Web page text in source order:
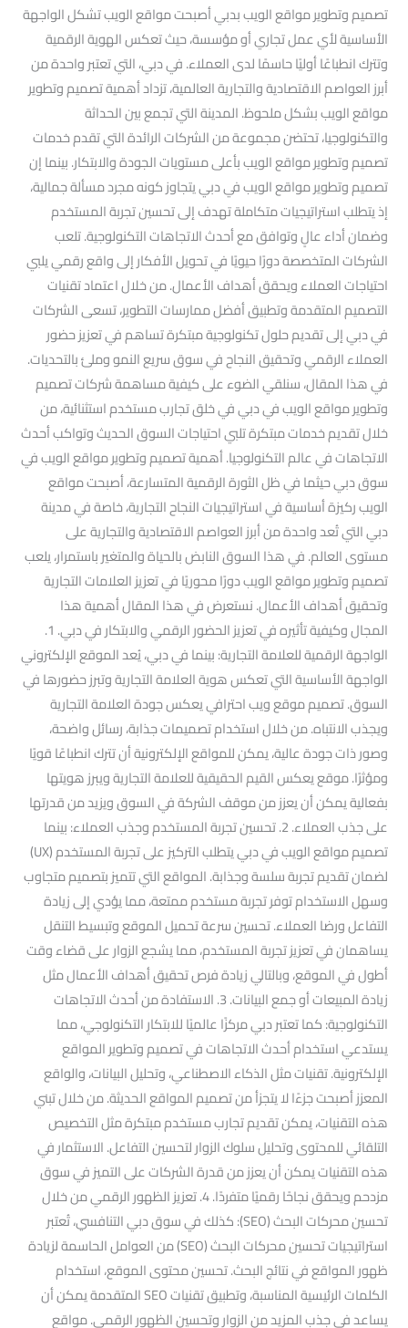
تصميم وتطوير مواقع الويب بدبي أصبحت مواقع الويب تشكل الواجهة
الأساسية لأي عمل تجاري أو مؤسسة، حيث تعكس الهوية الرقمية
وتترك انطباعًا أوليًا حاسمًا لدى العملاء. في دبي، التي تعتبر واحدة من
أبرز العواصم الاقتصادية والتجارية العالمية، تزداد أهمية تصميم وتطوير
مواقع الويب بشكل ملحوظ. المدينة التي تجمع بين الحداثة
والتكنولوجيا، تحتضن مجموعة من الشركات الرائدة التي تقدم خدمات
تصميم وتطوير مواقع الويب بأعلى مستويات الجودة والابتكار. بينما إن
تصميم وتطوير مواقع الويب في دبي يتجاوز كونه مجرد مسألة جمالية،
إذ يتطلب استراتيجيات متكاملة تهدف إلى تحسين تجربة المستخدم
وضمان أداء عالٍ وتوافق مع أحدث الاتجاهات التكنولوجية. تلعب
الشركات المتخصصة دورًا حيويًا في تحويل الأفكار إلى واقع رقمي يلبي
احتياجات العملاء ويحقق أهداف الأعمال. من خلال اعتماد تقنيات
التصميم المتقدمة وتطبيق أفضل ممارسات التطوير، تسعى الشركات
في دبي إلى تقديم حلول تكنولوجية مبتكرة تساهم في تعزيز حضور
العملاء الرقمي وتحقيق النجاح في سوق سريع النمو وملئ بالتحديات.
في هذا المقال، سنلقي الضوء على كيفية مساهمة شركات تصميم
وتطوير مواقع الويب في دبي في خلق تجارب مستخدم استثنائية، من
خلال تقديم خدمات مبتكرة تلبي احتياجات السوق الحديث وتواكب أحدث
الاتجاهات في عالم التكنولوجيا. أهمية تصميم وتطوير مواقع الويب في
سوق دبي حيثما في ظل الثورة الرقمية المتسارعة، أصبحت مواقع
الويب ركيزة أساسية في استراتيجيات النجاح التجارية، خاصة في مدينة
دبي التي تُعد واحدة من أبرز العواصم الاقتصادية والتجارية على
مستوى العالم. في هذا السوق النابض بالحياة والمتغير باستمرار، يلعب
تصميم وتطوير مواقع الويب دورًا محوريًا في تعزيز العلامات التجارية
وتحقيق أهداف الأعمال. نستعرض في هذا المقال أهمية هذا
المجال وكيفية تأثيره في تعزيز الحضور الرقمي والابتكار في دبي. 1.
الواجهة الرقمية للعلامة التجارية: بينما في دبي، يُعد الموقع الإلكتروني
الواجهة الأساسية التي تعكس هوية العلامة التجارية وتبرز حضورها في
السوق. تصميم موقع ويب احترافي يعكس جودة العلامة التجارية
ويجذب الانتباه. من خلال استخدام تصميمات جذابة، رسائل واضحة،
وصور ذات جودة عالية، يمكن للمواقع الإلكترونية أن تترك انطباعًا قويًا
ومؤثرًا. موقع يعكس القيم الحقيقية للعلامة التجارية ويبرز هويتها
بفعالية يمكن أن يعزز من موقف الشركة في السوق ويزيد من قدرتها
على جذب العملاء. 2. تحسين تجربة المستخدم وجذب العملاء: بينما
تصميم مواقع الويب في دبي يتطلب التركيز على تجربة المستخدم (UX)
لضمان تقديم تجربة سلسة وجذابة. المواقع التي تتميز بتصميم متجاوب
وسهل الاستخدام توفر تجربة مستخدم ممتعة، مما يؤدي إلى زيادة
التفاعل ورضا العملاء. تحسين سرعة تحميل الموقع وتبسيط التنقل
يساهمان في تعزيز تجربة المستخدم، مما يشجع الزوار على قضاء وقت
أطول في الموقع، وبالتالي زيادة فرص تحقيق أهداف الأعمال مثل
زيادة المبيعات أو جمع البيانات. 3. الاستفادة من أحدث الاتجاهات
التكنولوجية: كما تعتبر دبي مركزًا عالميًا للابتكار التكنولوجي، مما
يستدعي استخدام أحدث الاتجاهات في تصميم وتطوير المواقع
الإلكترونية. تقنيات مثل الذكاء الاصطناعي، وتحليل البيانات، والواقع
المعزز أصبحت جزءًا لا يتجزأ من تصميم المواقع الحديثة. من خلال تبني
هذه التقنيات، يمكن تقديم تجارب مستخدم مبتكرة مثل التخصيص
التلقائي للمحتوى وتحليل سلوك الزوار لتحسين التفاعل. الاستثمار في
هذه التقنيات يمكن أن يعزز من قدرة الشركات على التميز في سوق
مزدحم ويحقق نجاحًا رقميًا متفردًا. 4. تعزيز الظهور الرقمي من خلال
تحسين محركات البحث (SEO): كذلك في سوق دبي التنافسي، تُعتبر
استراتيجيات تحسين محركات البحث (SEO) من العوامل الحاسمة لزيادة
ظهور المواقع في نتائج البحث. تحسين محتوى الموقع، استخدام
الكلمات الرئيسية المناسبة، وتطبيق تقنيات SEO المتقدمة يمكن أن
يساعد في جذب المزيد من الزوار وتحسين الظهور الرقمي. مواقع